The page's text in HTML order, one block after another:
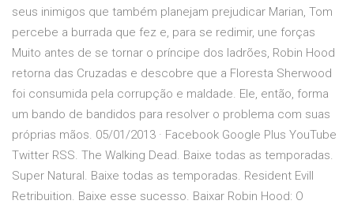
seus inimigos que também planejam prejudicar Marian, Tom
percebe a burrada que fez e, para se redimir, une forças
Muito antes de se tornar o príncipe dos ladrões, Robin Hood
retorna das Cruzadas e descobre que a Floresta Sherwood
foi consumida pela corrupção e maldade. Ele, então, forma
um bando de bandidos para resolver o problema com suas
próprias mãos. 05/01/2013 · Facebook Google Plus YouTube
Twitter RSS. The Walking Dead. Baixe todas as temporadas.
Super Natural. Baixe todas as temporadas. Resident Evill
Retribuition. Baixe esse sucesso. Baixar Robin Hood: O